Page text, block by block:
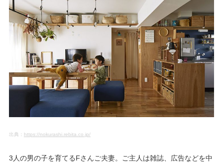
出典： https://nokurashi.rebita.co.jp/
3人の男の子を育てるFさんご夫妻。ご主人は雑誌、広告などを中